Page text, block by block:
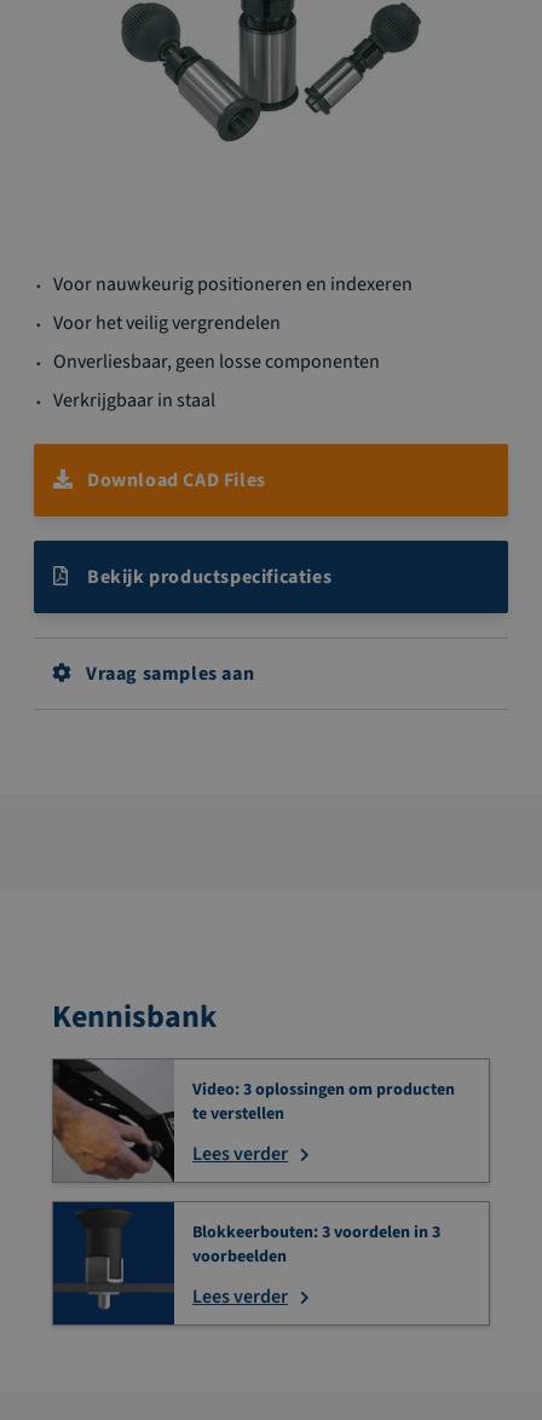
naar
het
van
de
gallerij
Voor nauwkeurig positioneren en indexeren
Voor het veilig vergrendelen
Onverliesbaar, geen losse componenten
Verkrijgbaar in staal
Download CAD Files
Bekijk productspecificaties
Vraag samples aan
Kennisbank
Video: 3 oplossingen om producten
te verstellen
Lees verder
Blokkeerbouten: 3 voordelen in 3
voorbeelden
Lees verder